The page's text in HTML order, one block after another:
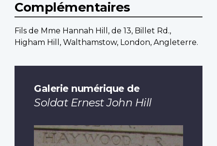
Complémentaires
Fils de Mme Hannah Hill, de 13, Billet Rd.,
Higham Hill, Walthamstow, London, Angleterre.
Galerie numérique de
Soldat Ernest John Hill